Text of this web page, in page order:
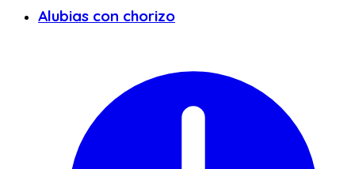
Alubias con chorizo